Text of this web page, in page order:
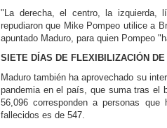
"La derecha, el centro, la izquierda,
repudiaron que Mike Pompeo utilice a
apuntado Maduro, para quien Pompeo
SIETE DÍAS DE FLEXIBILIZACIÓN
Maduro también ha aprovechado su
pandemia en el país, que suma tras el
56,096 corresponden a personas
fallecidos es de 547.